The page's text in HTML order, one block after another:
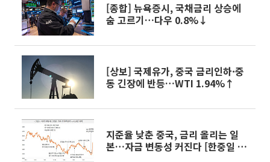
[종합] 뉴욕증시, 국채금리 상승에
숨 고르기…다우 0.8%↓
[상보] 국제유가, 중국 금리인하·중
동 긴장에 반등…WTI 1.94%↑
지준율 낮춘 중국, 금리 올리는 일
본…자금 변동성 커진다 [한중일 증